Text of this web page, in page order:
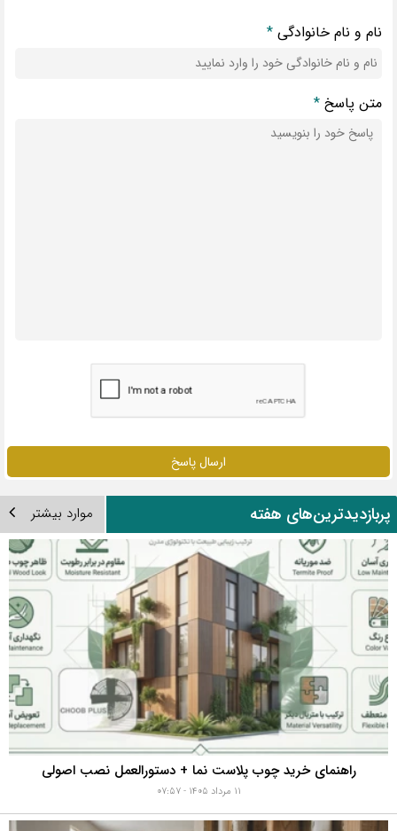
نام و نام خانوادگی*
متن پاسخ*
ارسال پاسخ
هفته موارد بیشتر
راهنمای خرید چوب پلاست نما + دستورالعمل نصب اصولی